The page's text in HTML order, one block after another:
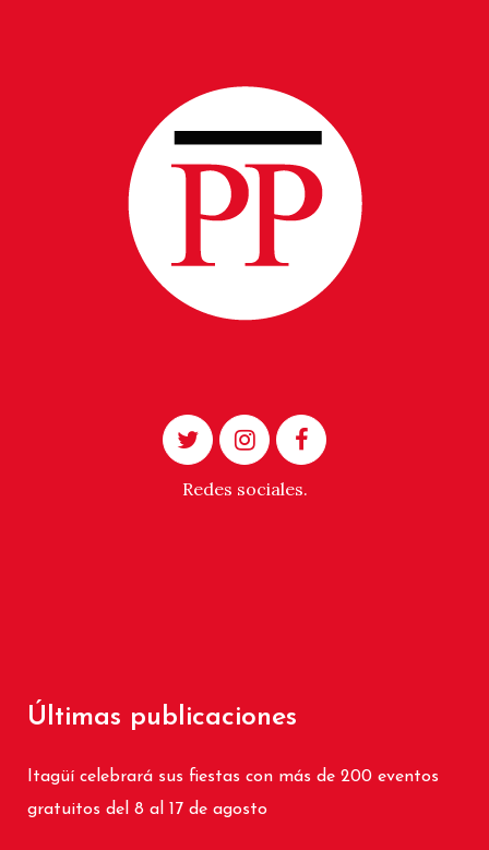
Redes sociales.
Últimas publicaciones
Itagüí celebrará sus fiestas con más de 200 eventos
gratuitos del 8 al 17 de agosto